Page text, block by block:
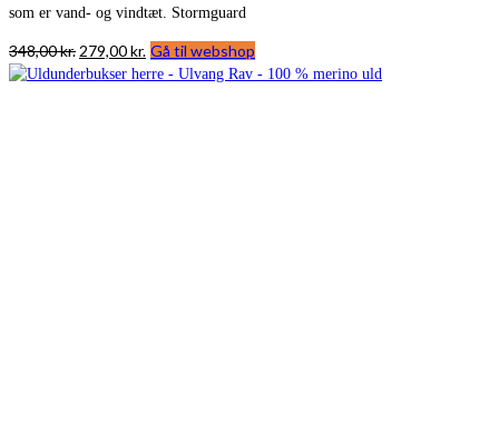
som er vand- og vindtæt. Stormguard
348,00kr. Den
oprindelige
279,00kr. Den
aktuelle
Gå til webshop